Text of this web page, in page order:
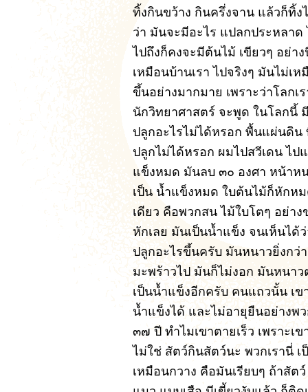
ทิ้งกินขว้าง กินครึ่งจาน แล้วก็ทิ้ง
ว่า มันจะมีอะไร แปลกประหลาด
ไปถึงก็คงจะมีต้นไม้ เขียวๆ อย่า
เหมือนบ้านเรา ไปจริงๆ มันไม่เ
ขึ้นอย่างมากมาย เพราะว่าโลก
นักวิทยาศาสตร์ จะพูด ในโลกนี้
ปลูกอะไรไม่ได้หรอก พื้นแผ่นดิน
ปลูกไม่ได้หรอก ผมไปสวีเดน ไป
แข็งหมด มันลบ ๓๐ องศา หน้าห
เป็น น้ำแข็งหมด ใบต้นไม้ก็หักห
เดียว คือพวกสน ไม้ใบโตๆ อย่า
หักเลย มันเป็นน้ำแข็ง จนเห็นได้
ปลูกอะไรขึ้นครับ มันหนาวยิ่งกว่
มะพร้าวไป มันก็ไม่งอก มันหนา
เป็นน้ำแข็งอีกครับ คนแถวนั้น เ
น้ำแข็งได้ และไม่อายุยืนอย่างพว
๓๗ ปี ทำไมเขาตายเร็ว เพราะ
ไม่ใช่ สัตว์กินสัตว์นะ พวกเรานี่
เหมือนกวาง คือมันเรียบๆ ถ้าสัต